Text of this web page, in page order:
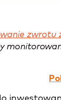
zwrotu